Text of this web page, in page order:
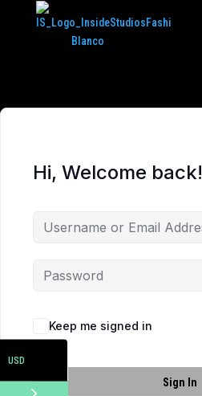
Hi, Welcome back!
Keep me signed in
Sign In
USD